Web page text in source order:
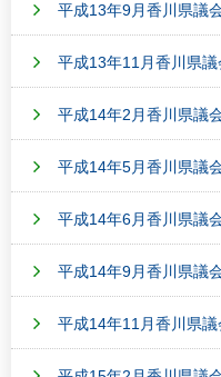
平成13年9月香川県議
平成13年11月香川県
平成14年2月香川県議
平成14年5月香川県議
平成14年6月香川県議
平成14年9月香川県議
平成14年11月香川県